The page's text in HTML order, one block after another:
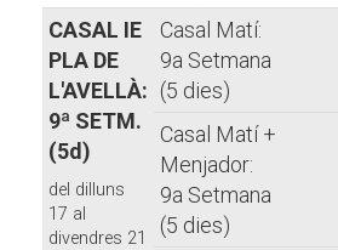
CASAL IE
PLA DE
L'AVELLÀ:
9ª SETM.
(5d)
del dilluns
17 al
divendres 21
Casal Matí:
9a Setmana
(5 dies)
Casal Matí +
Menjador:
9a Setmana
(5 dies)